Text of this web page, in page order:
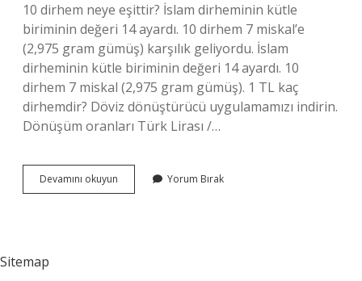
10 dirhem neye eşittir? İslam dirheminin kütle
biriminin değeri 14 ayardı. 10 dirhem 7 miskal’e
(2,975 gram gümüş) karşılık geliyordu. İslam
dirheminin kütle biriminin değeri 14 ayardı. 10
dirhem 7 miskal (2,975 gram gümüş). 1 TL kaç
dirhemdir? Döviz dönüştürücü uygulamamızı indirin.
Dönüşüm oranları Türk Lirası /…
Devamını okuyun
Dirhem
Yorum Bırak
Sitemap